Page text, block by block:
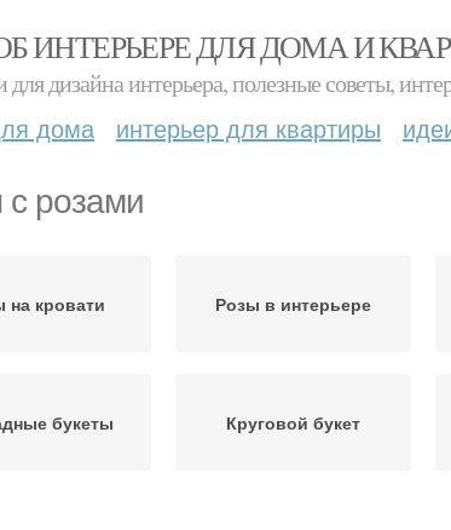
ИНТЕРЬЕРЕ ДЛЯ ДОМА И
дизайна интерьера, полезные советы,
дома интерьер для квартиры
с розами
на кровати Розы в интерьере
букеты Круговой букет